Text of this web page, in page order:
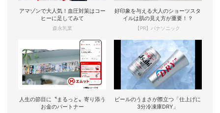
アマゾンで大人気！血圧対策はコー
ヒーに足してみて
森永乳業
好印象を与える大人のショーツスタ
イルは肌の見え方が重要！？
【PR】パナソニック
人生の節目に〝まるっと〟寄り添う
お金のパートナー
ビールのうまさが際立つ「仕上げに
3分冷凍庫DRY」